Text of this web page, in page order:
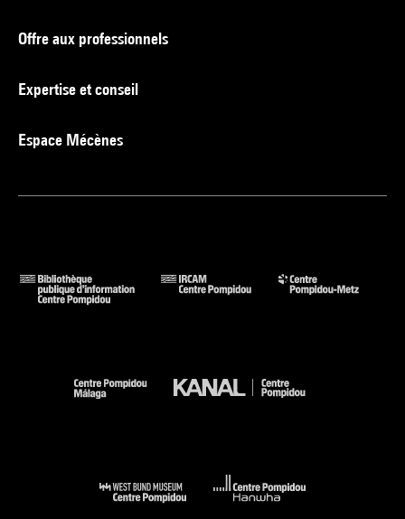
Offre aux professionnels
Expertise et conseil
Espace Mécènes